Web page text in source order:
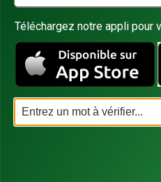
Téléchargez notre appli pour